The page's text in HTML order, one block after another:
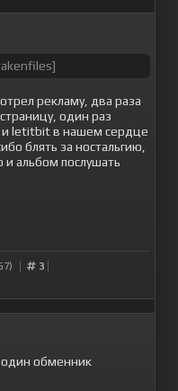
рекламу, два раза
один раз
и letitbit в нашем сердце
блять за ностальгию,
альбом послушать
3
обменник